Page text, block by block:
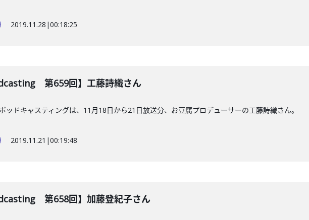
2019.11.28 |00:18:25
第659回】工藤詩織さん
ッドキャスティングは、11月18日から21日放送分、お豆腐プロデューサーの工藤詩織さん。
2019.11.21 |00:19:48
第658回】加藤登紀子さん